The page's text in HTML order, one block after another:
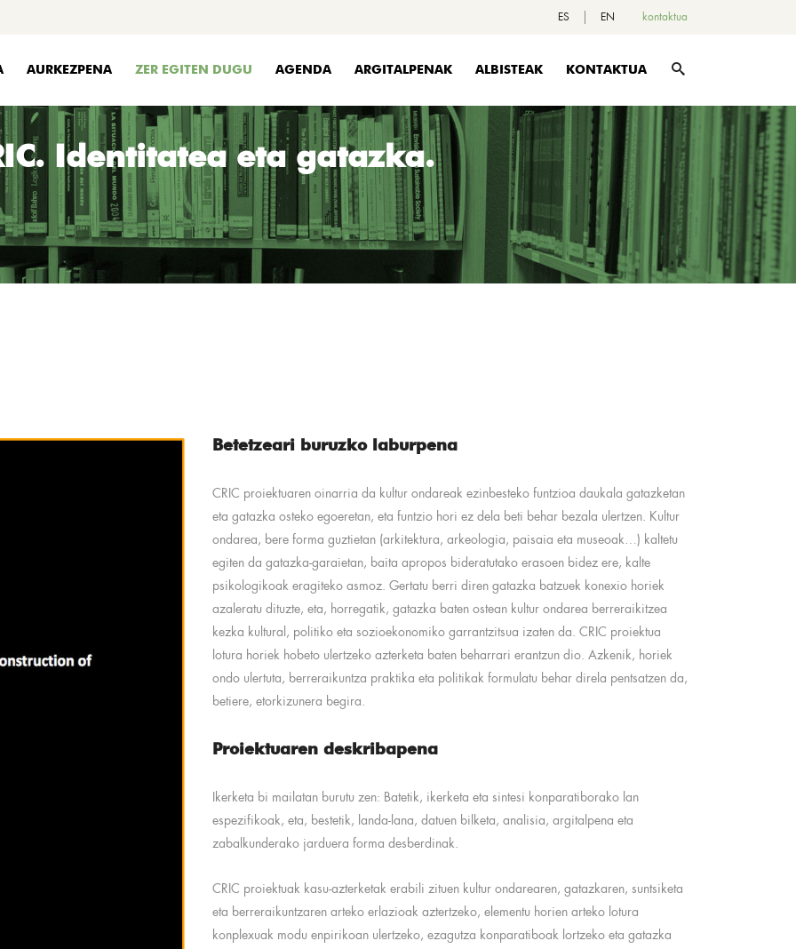
ES EN kontaktua
AURKEZPENA ZER EGITEN DUGU AGENDA ARGITALPENAK ALBISTEAK KONTAKTUA
Identitatea eta gatazka.
Betetzeari buruzko laburpena
CRIC proiektuaren oinarria da kultur ondareak ezinbesteko funtzioa daukala gatazketan
eta gatazka osteko egoeretan, eta funtzio hori ez dela beti behar bezala ulertzen. Kultur
ondarea, bere forma guztietan (arkitektura, arkeologia, paisaia eta museoak…) kaltetu
egiten da gatazka-garaietan, baita apropos bideratutako erasoen bidez ere, kalte
psikologikoak eragiteko asmoz. Gertatu berri diren gatazka batzuek konexio horiek
azaleratu dituzte, eta, horregatik, gatazka baten ostean kultur ondarea berreraikitzea
kezka kultural, politiko eta sozioekonomiko garrantzitsua izaten da. CRIC proiektua
lotura horiek hobeto ulertzeko azterketa baten beharrari erantzun dio. Azkenik, horiek
ondo ulertuta, berreraikuntza praktika eta politikak formulatu behar direla pentsatzen da,
betiere, etorkizunera begira.
Proiektuaren deskribapena
Ikerketa bi mailatan burutu zen: Batetik, ikerketa eta sintesi konparatiborako lan
espezifikoak, eta, bestetik, landa-lana, datuen bilketa, analisia, argitalpena eta
zabalkunderako jarduera forma desberdinak.
CRIC proiektuak kasu-azterketak erabili zituen kultur ondarearen, gatazkaren, suntsiketa
eta berreraikuntzaren arteko erlazioak aztertzeko, elementu horien arteko lotura
konplexuak modu enpirikoan ulertzeko, ezagutza konparatiboak lortzeko eta gatazka